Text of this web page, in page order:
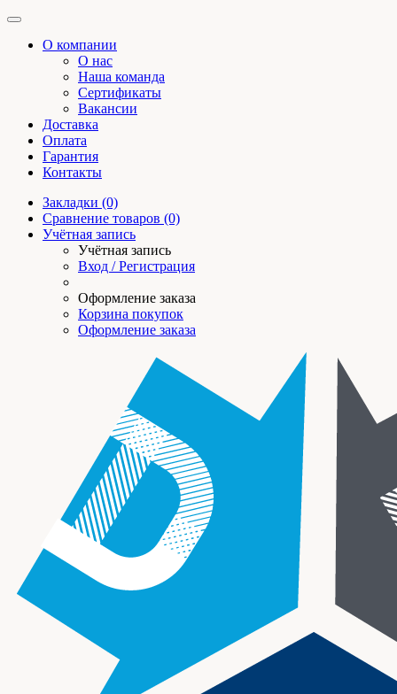
О компании
О нас
Наша команда
Сертификаты
Вакансии
Доставка
Оплата
Гарантия
Контакты
Закладки (0)
Сравнение товаров (0)
Учётная запись
Учётная запись
Вход / Регистрация
Оформление заказа
Корзина покупок
Оформление заказа